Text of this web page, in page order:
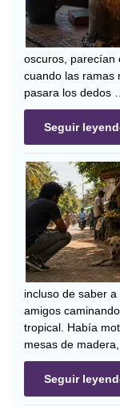
oscuros, parecían
cuando las ramas
pasara los dedos
Seguir
incluso de saber
amigos
tropical. Había
mesas de
Seguir